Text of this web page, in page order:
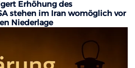
Erhöhung des
stehen im Iran womöglich vor
Niederlage